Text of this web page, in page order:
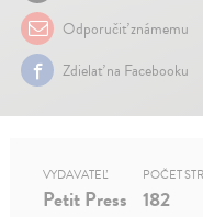
Odporučiť známemu
Zdielať na Facebooku
VYDAVATEĽ
Petit Press
POČET
182